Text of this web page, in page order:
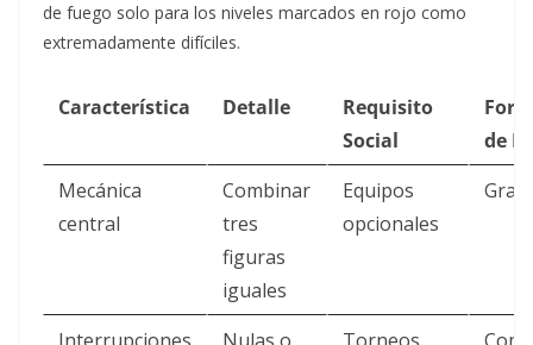
de fuego solo para los niveles marcados en rojo como
extremadamente difíciles.
Característica Detalle
Requisito
Social
de
Mecánica
central
Combinar
tres
figuras
iguales
Equipos
opcionales